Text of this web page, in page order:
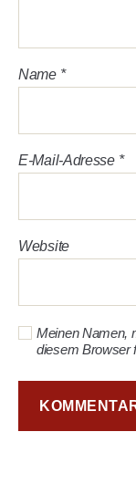
Name *
E-Mail-Adresse *
Website
Meinen Namen,
diesem Browser